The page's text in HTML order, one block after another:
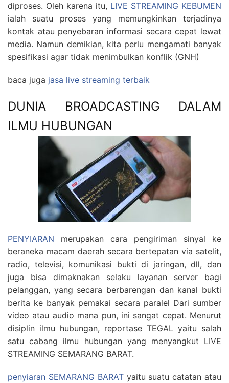
diproses. Oleh karena itu, LIVE STREAMING KEBUMEN
ialah suatu proses yang memungkinkan terjadinya
kontak atau penyebaran informasi secara cepat lewat
media. Namun demikian, kita perlu mengamati banyak
spesifikasi agar tidak menimbulkan konflik (GNH)
baca juga jasa live streaming terbaik
DUNIA BROADCASTING DALAM
ILMU HUBUNGAN
PENYIARAN merupakan cara pengiriman sinyal ke
beraneka macam daerah secara bertepatan via satelit,
radio, televisi, komunikasi bukti di jaringan, dll, dan
juga bisa dimaknakan selaku layanan server bagi
pelanggan, yang secara berbarengan dan kanal bukti
berita ke banyak pemakai secara paralel Dari sumber
video atau audio mana pun, ini sangat cepat. Menurut
disiplin ilmu hubungan, reportase TEGAL yaitu salah
satu cabang ilmu hubungan yang menyangkut LIVE
STREAMING SEMARANG BARAT.
penyiaran SEMARANG BARATyaitu suatu catatan atau